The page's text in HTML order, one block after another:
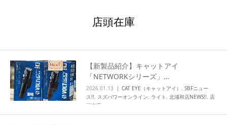
店頭在庫
【新製品紹介】キャットアイ
「NETWORKシリーズ」…
2026.01.13 CAT EYE（キャットアイ） , SBFニュー
ス!!, スズパワーオンライン, ライト, 北浦和店NEWS!!, 店
頭在庫
SNS